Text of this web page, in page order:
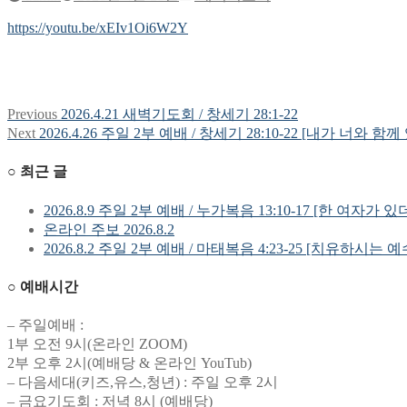
https://youtu.be/xEIv1Oi6W2Y
글
색
Previous Previous
post:
2026.4.21 새벽기도회 / 창세기 28:1-22
Next Next
2026.4.26 주일 2부 예배 / 창세기 28:10-22 [내가 너와 함께
○ 최근 글
2026.8.9 주일 2부 예배 / 누가복음 13:10-17 [한 여자가 있
온라인 주보 2026.8.2
2026.8.2 주일 2부 예배 / 마태복음 4:23-25 [치유하시는 예
○ 예배시간
– 주일예배 :
1부 오전 9시(온라인 ZOOM)
2부 오후 2시(예배당 & 온라인 YouTub)
– 다음세대(키즈,유스,청년) : 주일 오후 2시
– 금요기도회 : 저녁 8시 (예배당)